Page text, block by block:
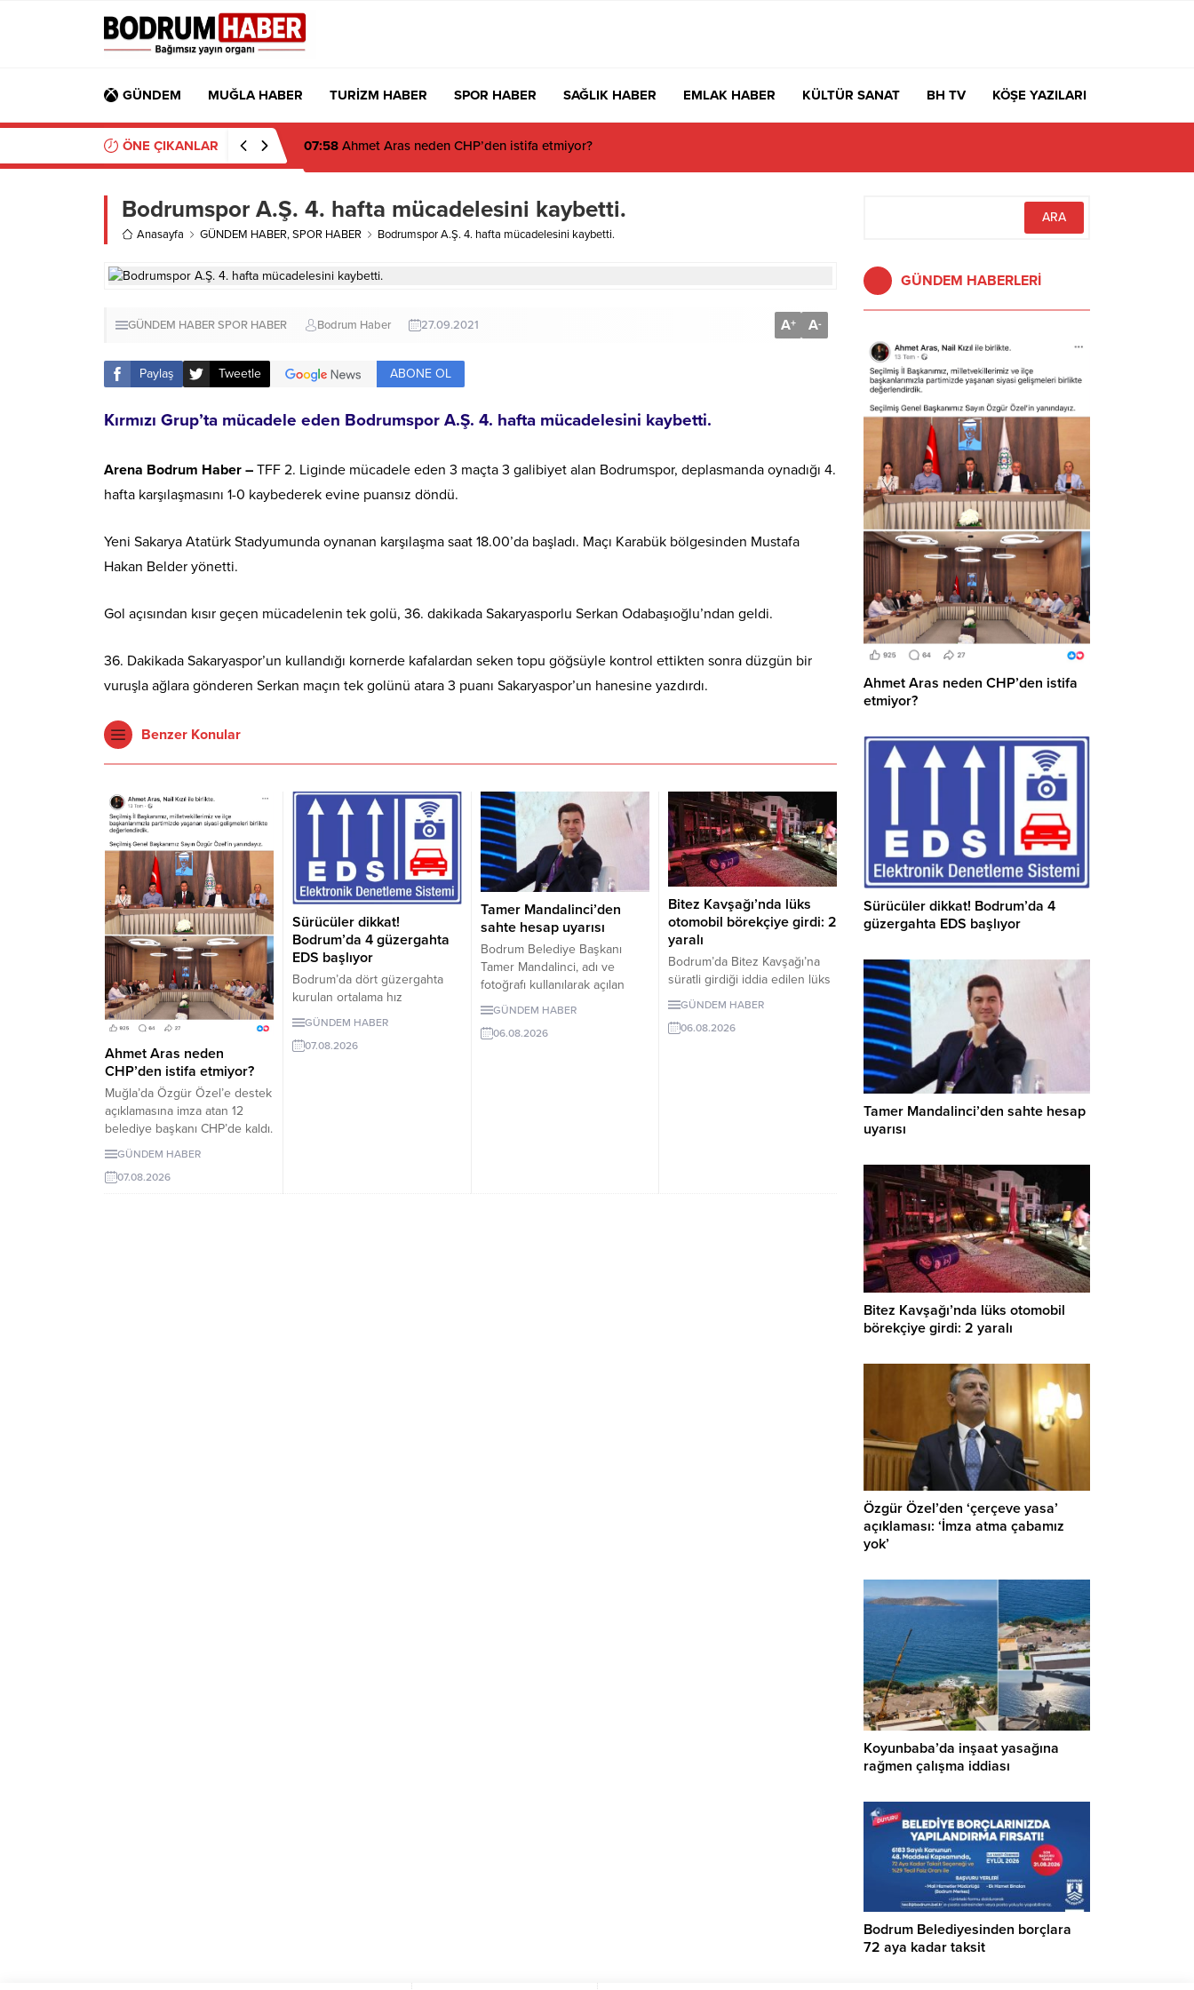
GÜNDEM MUĞLA HABER TURİZM HABER SPOR HABER SAĞLIK HABER EMLAK HABER KÜLTÜR SANAT BH TV KÖŞE YAZILARI
ÖNE ÇIKANLAR 07:58 Ahmet Aras neden CHP’den istifa etmiyor?
Bodrumspor A.Ş. 4. hafta mücadelesini kaybetti.
Anasayfa GÜNDEM HABER,SPOR HABER Bodrumspor A.Ş. 4. hafta mücadelesini kaybetti.
GÜNDEM HABERSPOR HABER Bodrum Haber 27.09.2021 A+ A-
Paylaş Tweetle ABONE OL
Kırmızı Grup’ta mücadele eden Bodrumspor A.Ş. 4. hafta mücadelesini kaybetti.
Arena Bodrum Haber – TFF 2. Liginde mücadele eden 3 maçta 3 galibiyet alan Bodrumspor, deplasmanda oynadığı 4.
hafta karşılaşmasını 1-0 kaybederek evine puansız döndü.
Yeni Sakarya Atatürk Stadyumunda oynanan karşılaşma saat 18.00’da başladı. Maçı Karabük bölgesinden Mustafa
Hakan Belder yönetti.
Gol açısından kısır geçen mücadelenin tek golü, 36. dakikada Sakaryasporlu Serkan Odabaşıoğlu’ndan geldi.
36. Dakikada Sakaryaspor’un kullandığı kornerde kafalardan seken topu göğsüyle kontrol ettikten sonra düzgün bir
vuruşla ağlara gönderen Serkan maçın tek golünü atara 3 puanı Sakaryaspor’un hanesine yazdırdı.
Benzer Konular
Ahmet Aras neden
CHP’den istifa etmiyor?
Muğla’da Özgür Özel’e destek
açıklamasına imza atan 12
belediye başkanı CHP’de kaldı.
Milletvekilleri Yeni Parti’ye
başkanlarının tutumu ve CHP
GÜNDEM HABER
07.08.2026
Sürücüler dikkat!
Bodrum’da 4 güzergahta
EDS başlıyor
Bodrum’da dört güzergahta
kurulan ortalama hız
denetleme sistemi, 10 Ağustos
girecek. İşte EDS uygulanacak
GÜNDEM HABER
07.08.2026
Tamer Mandalinci’den
sahte hesap uyarısı
Bodrum Belediye Başkanı
Tamer Mandalinci, adı ve
fotoğrafı kullanılarak açılan
sahte sosyal medya
bulundu. Mandalinci, tek resmî
GÜNDEM HABER
06.08.2026
Bitez Kavşağı’nda lüks
otomobil börekçiye girdi: 2
yaralı
Bodrum’da Bitez Kavşağı’na
süratli girdiği iddia edilen lüks
otomobil börekçiye girdi.
yaralandı.
GÜNDEM HABER
06.08.2026
GÜNDEM HABERLERİ
Ahmet Aras neden CHP’den istifa
etmiyor?
Sürücüler dikkat! Bodrum’da 4
güzergahta EDS başlıyor
Tamer Mandalinci’den sahte hesap
uyarısı
Bitez Kavşağı’nda lüks otomobil
börekçiye girdi: 2 yaralı
Özgür Özel’den ‘çerçeve yasa’
açıklaması: ‘İmza atma çabamız
yok’
Koyunbaba’da inşaat yasağına
rağmen çalışma iddiası
Bodrum Belediyesinden borçlara
72 aya kadar taksit